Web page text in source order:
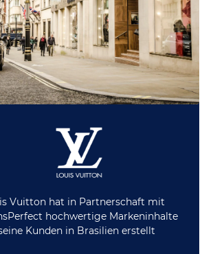
Vuitton hat in Partnerschaft mit
hochwertige Markeninhalte
Kunden in Brasilien erstellt